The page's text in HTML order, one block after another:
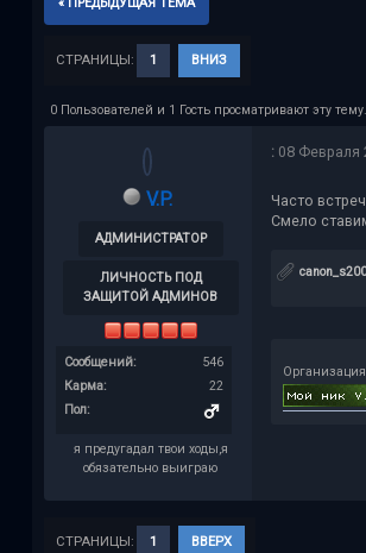
СТРАНИЦЫ: 1 ВНИЗ
0 Пользователей и 1 Гость просматривают эту тему.
V.P.
АДМИНИСТРАТОР
ЛИЧНОСТЬ ПОД
ЗАЩИТОЙ АДМИНОВ
Сообщений:
546
Карма:
22
Пол:
я предугадал твои ходы,я
обязательно выиграю
:08 Февраля
Часто
Смело
СТРАНИЦЫ: 1 ВВЕРХ